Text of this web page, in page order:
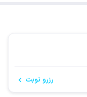
رزرو نوبت